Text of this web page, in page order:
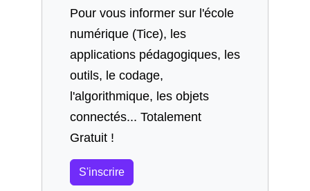
Pour vous informer sur l'école
numérique (Tice), les
applications pédagogiques, les
outils, le codage,
l'algorithmique, les objets
connectés... Totalement
Gratuit !
S'inscrire